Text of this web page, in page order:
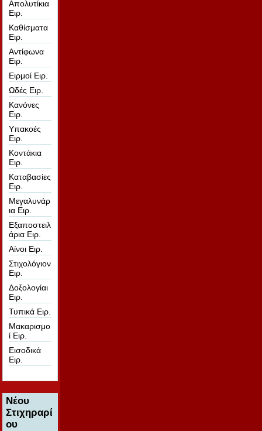
Απολυτίκια
Ειρ.
Καθίσματα
Ειρ.
Αντίφωνα
Ειρ.
Ειρμοί Ειρ.
Ωδές Ειρ.
Κανόνες
Ειρ.
Υπακοές
Ειρ.
Κοντάκια
Ειρ.
Καταβασίες
Ειρ.
Μεγαλυνάρ
ια Ειρ.
Εξαποστειλ
άρια Ειρ.
Αίνοι Ειρ.
Στιχολόγιον
Ειρ.
Δοξολογίαι
Ειρ.
Τυπικά Ειρ.
Μακαρισμο
ί Ειρ.
Εισοδικά
Ειρ.
Νέου
Στιχηραρί
ου